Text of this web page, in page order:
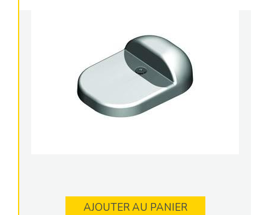
AJOUTER AU PANIER